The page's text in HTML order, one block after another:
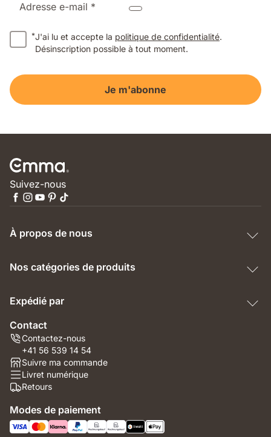
Adresse e-mail *
*J'ai lu et accepte la politique de confidentialité.
Désinscription possible à tout moment.
Je m'abonne
Suivez-nous
À propos de nous
Nos catégories de produits
Expédié par
Contact
Contactez-nous
+41 56 539 14 54
Suivre ma commande
Livret numérique
Retours
Modes de paiement